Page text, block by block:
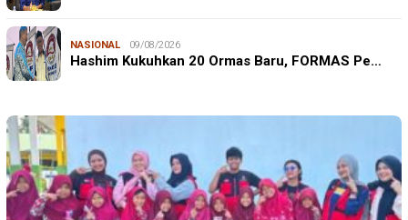
NASIONAL 09/08/2026
Hashim Kukuhkan 20 Ormas Baru, FORMAS Pe…